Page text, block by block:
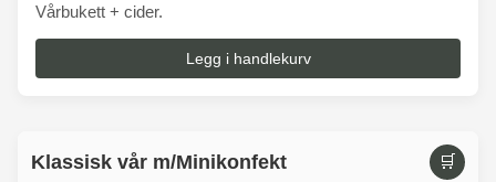
Vårbukett + cider.
Legg i handlekurv
Klassisk vår m/Minikonfekt 🛒